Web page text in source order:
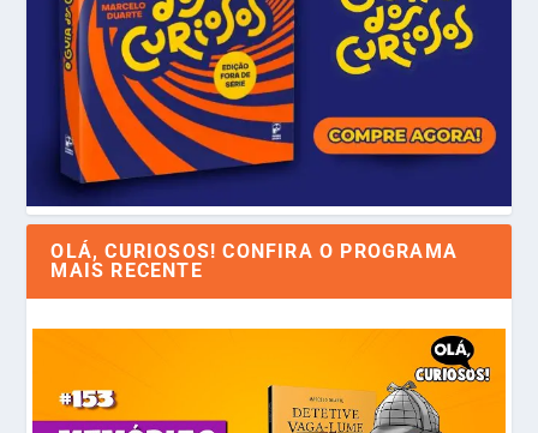
OLÁ, CURIOSOS! CONFIRA O PROGRAMA
MAIS RECENTE